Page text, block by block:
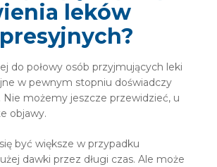
leków
do połowy osób przyjmujących leki
w pewnym stopniu doświadczy
Nie możemy jeszcze przewidzieć, u
objawy.
być większe w przypadku
dawki przez długi czas. Ale może